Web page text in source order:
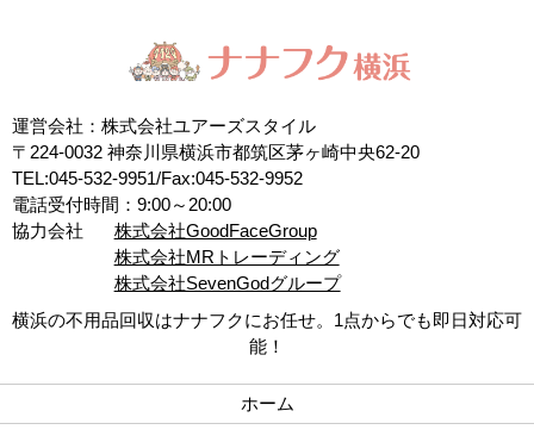
運営会社：株式会社ユアーズスタイル
〒224-0032 神奈川県横浜市都筑区茅ヶ崎中央62-20
TEL:045-532-9951/Fax:045-532-9952
電話受付時間：9:00～20:00
協力会社
株式会社GoodFaceGroup
株式会社MRトレーディング
株式会社SevenGodグループ
横浜の不用品回収はナナフクにお任せ。1点からでも即日対応可
能！
ホーム